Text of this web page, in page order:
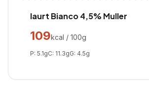
Iaurt Bianco 4,5% Muller
109kcal / 100g
P: 5.1gC: 11.3gG: 4.5g